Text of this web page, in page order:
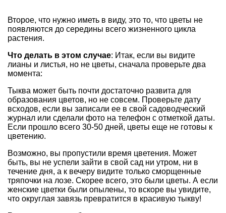
Второе, что нужно иметь в виду, это то, что цветы не
появляются до середины всего жизненного цикла
растения.
Что делать в этом случае: Итак, если вы видите
лианы и листья, но не цветы, сначала проверьте два
момента:
Тыква может быть почти достаточно развита для
образования цветов, но не совсем. Проверьте дату
всходов, если вы записали ее в свой садоводческий
журнал или сделали фото на телефон с отметкой даты.
Если прошло всего 30-50 дней, цветы еще не готовы к
цветению.
Возможно, вы пропустили время цветения. Может
быть, вы не успели зайти в свой сад ни утром, ни в
течение дня, а к вечеру видите только сморщенные
тряпочки на лозе. Скорее всего, это были цветы. А если
женские цветки были опылены, то вскоре вы увидите,
что округлая завязь превратится в красивую тыкву!